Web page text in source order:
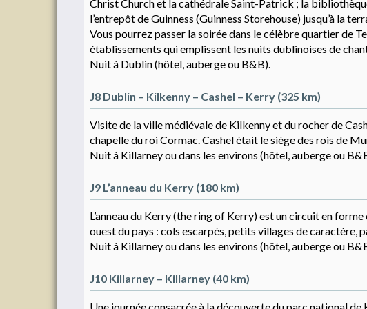
Christ Church et la cathédrale Saint-Patrick ; la
l’entrepôt de Guinness (Guinness Storehouse) jusqu’à la
Vous pourrez passer la soirée dans le célèbre quartier de
établissements qui emplissent les nuits dublinoises de
Nuit à Dublin (hôtel, auberge ou B&B).
J8 Dublin – Kilkenny – Cashel – Kerry (325 km)
Visite de la ville médiévale de Kilkenny et du rocher de
chapelle du roi Cormac. Cashel était le siège des rois de
Nuit à Killarney ou dans les environs (hôtel, auberge ou
J9 L’anneau du Kerry (180 km)
L’anneau du Kerry (the ring of Kerry) est un circuit en
ouest du pays : cols escarpés, petits villages de caractère,
Nuit à Killarney ou dans les environs (hôtel, auberge ou
J10 Killarney – Killarney (40 km)